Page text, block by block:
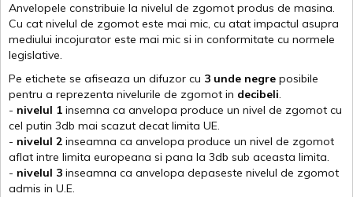
Anvelopele constribuie la nivelul de zgomot produs de masina.
Cu cat nivelul de zgomot este mai mic, cu atat impactul asupra
mediului incojurator este mai mic si in conformitate cu normele
legislative.
Pe etichete se afiseaza un difuzor cu 3 unde negre posibile
pentru a reprezenta nivelurile de zgomot in decibeli.
- nivelul 1 insemna ca anvelopa produce un nivel de zgomot cu
cel putin 3db mai scazut decat limita UE.
- nivelul 2 inseamna ca anvelopa produce un nivel de zgomot
aflat intre limita europeana si pana la 3db sub aceasta limita.
- nivelul 3 inseamna ca anvelopa depaseste nivelul de zgomot
admis in U.E.